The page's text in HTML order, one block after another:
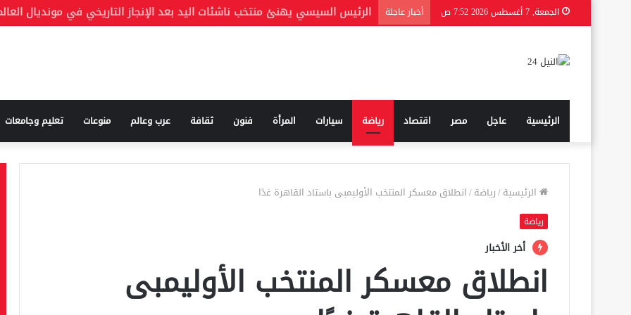
الجمعة, 7 أغسطس 2026 7:52 ص أخبار عاجلة
الرئيسية عاجل مصر اقتصاد رياضة سيارات المرأة فنون ثقافة عرب وعالم منوعات تعليم وجامعات
الرئيسية/رياضة/انطلاق معسكر المنتخب الأوليمبى باستاد القاهرة غدًا
رياضة
أخر الأخبار
انطلاق معسكر المنتخب الأوليمبى